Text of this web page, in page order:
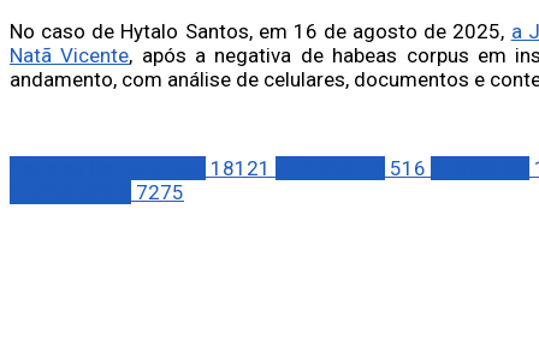
No caso de Hytalo Santos, em 16 de agosto de 2025, a
Natã Vicente, após a negativa de habeas corpus em
andamento, com análise de celulares, documentos e
18121 516
7275